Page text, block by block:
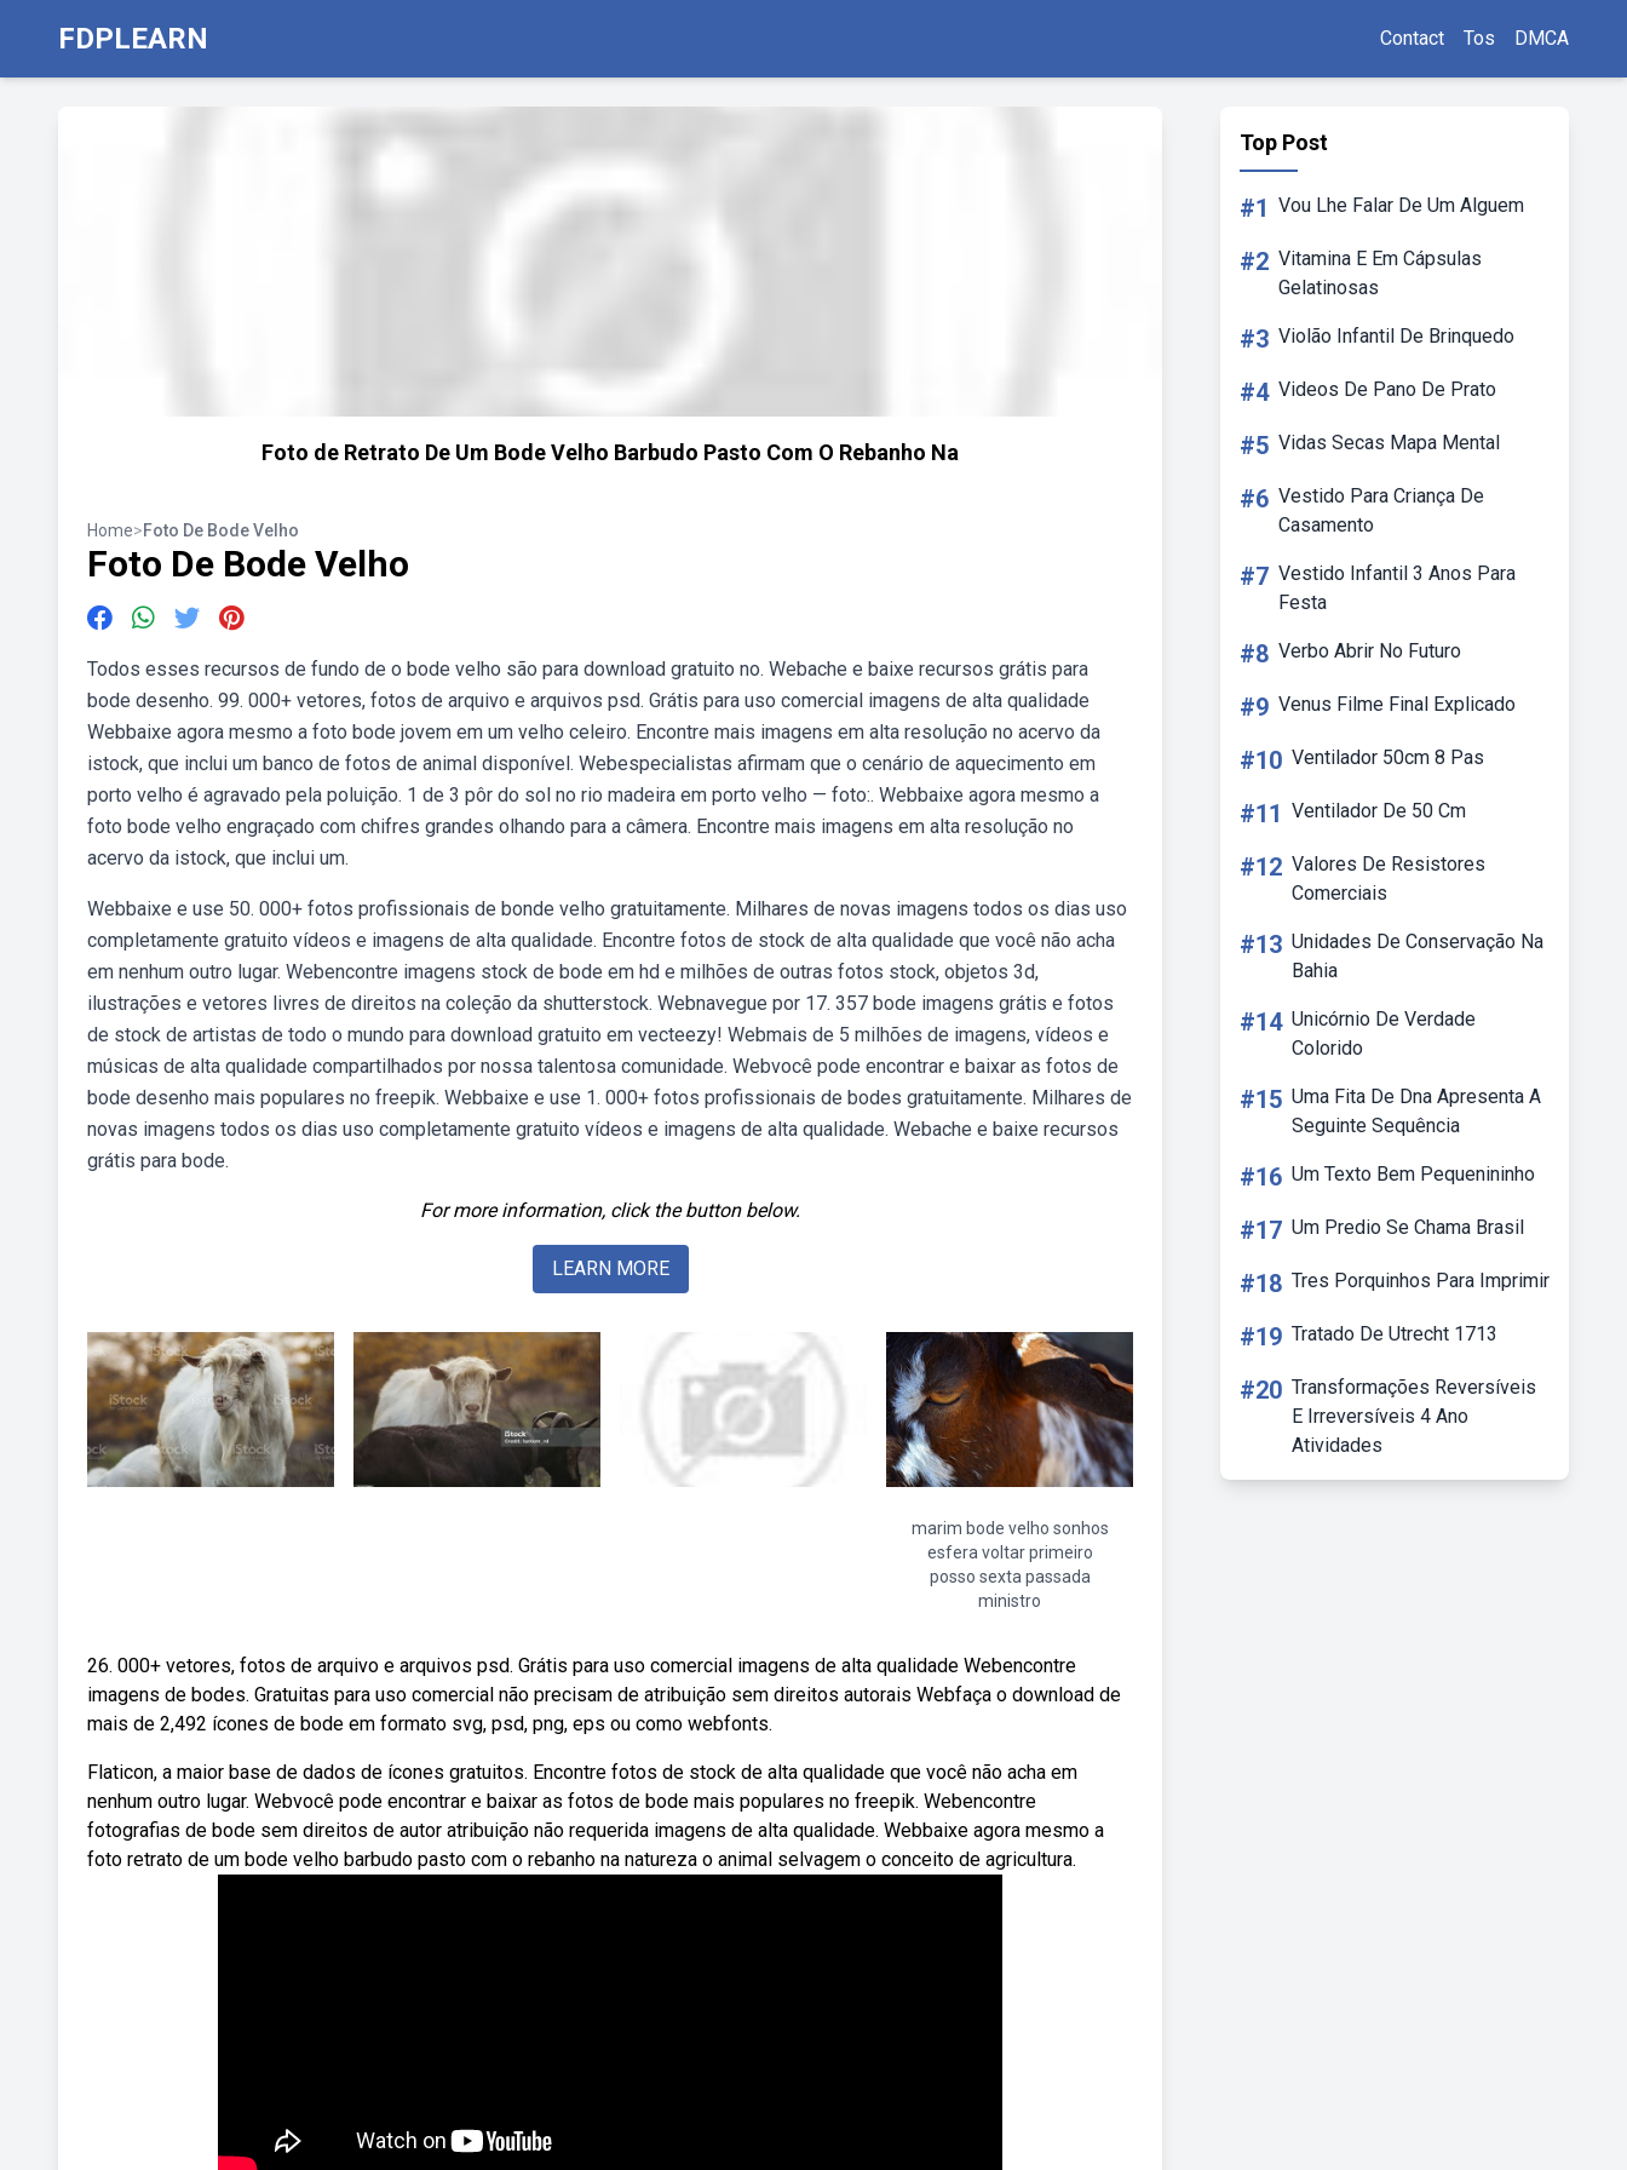
FDPLEARN Contact Tos DMCA
Foto de Retrato De Um Bode Velho Barbudo Pasto Com O Rebanho Na
Home>Foto De Bode Velho
Foto De Bode Velho
Todos esses recursos de fundo de o bode velho são para download gratuito no. Webache e baixe recursos grátis para
bode desenho. 99. 000+ vetores, fotos de arquivo e arquivos psd. Grátis para uso comercial imagens de alta qualidade
Webbaixe agora mesmo a foto bode jovem em um velho celeiro. Encontre mais imagens em alta resolução no acervo da
istock, que inclui um banco de fotos de animal disponível. Webespecialistas afirmam que o cenário de aquecimento em
porto velho é agravado pela poluição. 1 de 3 pôr do sol no rio madeira em porto velho — foto:. Webbaixe agora mesmo a
foto bode velho engraçado com chifres grandes olhando para a câmera. Encontre mais imagens em alta resolução no
acervo da istock, que inclui um.
Webbaixe e use 50. 000+ fotos profissionais de bonde velho gratuitamente. Milhares de novas imagens todos os dias uso
completamente gratuito vídeos e imagens de alta qualidade. Encontre fotos de stock de alta qualidade que você não acha
em nenhum outro lugar. Webencontre imagens stock de bode em hd e milhões de outras fotos stock, objetos 3d,
ilustrações e vetores livres de direitos na coleção da shutterstock. Webnavegue por 17. 357 bode imagens grátis e fotos
de stock de artistas de todo o mundo para download gratuito em vecteezy! Webmais de 5 milhões de imagens, vídeos e
músicas de alta qualidade compartilhados por nossa talentosa comunidade. Webvocê pode encontrar e baixar as fotos de
bode desenho mais populares no freepik. Webbaixe e use 1. 000+ fotos profissionais de bodes gratuitamente. Milhares de
novas imagens todos os dias uso completamente gratuito vídeos e imagens de alta qualidade. Webache e baixe recursos
grátis para bode.
For more information, click the button below.
LEARN MORE
marim bode velho sonhos
esfera voltar primeiro
posso sexta passada
ministro
26. 000+ vetores, fotos de arquivo e arquivos psd. Grátis para uso comercial imagens de alta qualidade Webencontre
imagens de bodes. Gratuitas para uso comercial não precisam de atribuição sem direitos autorais Webfaça o download de
mais de 2,492 ícones de bode em formato svg, psd, png, eps ou como webfonts.
Flaticon, a maior base de dados de ícones gratuitos. Encontre fotos de stock de alta qualidade que você não acha em
nenhum outro lugar. Webvocê pode encontrar e baixar as fotos de bode mais populares no freepik. Webencontre
fotografias de bode sem direitos de autor atribuição não requerida imagens de alta qualidade. Webbaixe agora mesmo a
foto retrato de um bode velho barbudo pasto com o rebanho na natureza o animal selvagem o conceito de agricultura.
Top Post
#1 Vou Lhe Falar De Um Alguem
#2 Vitamina E Em Cápsulas
Gelatinosas
#3 Violão Infantil De Brinquedo
#4 Videos De Pano De Prato
#5 Vidas Secas Mapa Mental
#6 Vestido Para Criança De
Casamento
#7 Vestido Infantil 3 Anos Para
Festa
#8 Verbo Abrir No Futuro
#9 Venus Filme Final Explicado
#10 Ventilador 50cm 8 Pas
#11 Ventilador De 50 Cm
#12 Valores De Resistores
Comerciais
#13 Unidades De Conservação Na
Bahia
#14 Unicórnio De Verdade
Colorido
#15 Uma Fita De Dna Apresenta A
Seguinte Sequência
#16 Um Texto Bem Pequenininho
#17 Um Predio Se Chama Brasil
#18 Tres Porquinhos Para Imprimir
#19 Tratado De Utrecht 1713
#20 Transformações Reversíveis
E Irreversíveis 4 Ano
Atividades